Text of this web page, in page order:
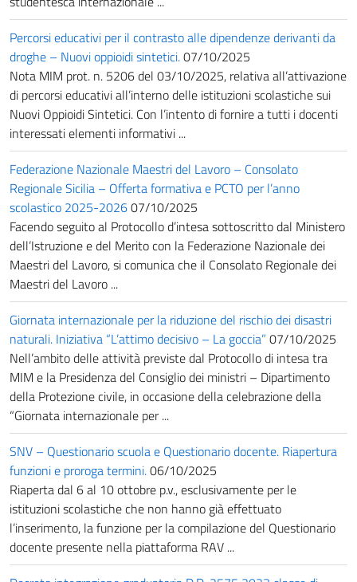
Percorsi educativi per il contrasto alle dipendenze derivanti da
droghe – Nuovi oppioidi sintetici.07/10/2025
Nota MIM prot. n. 5206 del 03/10/2025, relativa all’attivazione
di percorsi educativi all’interno delle istituzioni scolastiche sui
Nuovi Oppioidi Sintetici. Con l’intento di fornire a tutti i docenti
interessati elementi informativi ...
Federazione Nazionale Maestri del Lavoro – Consolato
Regionale Sicilia – Offerta formativa e PCTO per l’anno
scolastico 2025-202607/10/2025
Facendo seguito al Protocollo d’intesa sottoscritto dal Ministero
dell’Istruzione e del Merito con la Federazione Nazionale dei
Maestri del Lavoro, si comunica che il Consolato Regionale dei
Maestri del Lavoro ...
Giornata internazionale per la riduzione del rischio dei disastri
naturali. Iniziativa “L’attimo decisivo – La goccia” 07/10/2025
Nell’ambito delle attività previste dal Protocollo di intesa tra
MIM e la Presidenza del Consiglio dei ministri – Dipartimento
della Protezione civile, in occasione della celebrazione della
“Giornata internazionale per ...
SNV – Questionario scuola e Questionario docente. Riapertura
funzioni e proroga termini.06/10/2025
Riaperta dal 6 al 10 ottobre p.v., esclusivamente per le
istituzioni scolastiche che non hanno già effettuato
l’inserimento, la funzione per la compilazione del Questionario
docente presente nella piattaforma RAV ...